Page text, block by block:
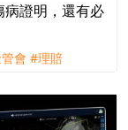
證明，還有必
會 #理賠